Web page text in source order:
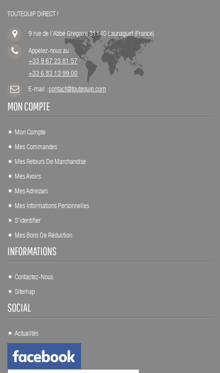
TOUTEQUIP DIRECT !
9 rue de l’Abbé Gregoire 31140 Launaguet (France)
Appelez-nous au :
+33 9 67 23 81 57
+33 6 83 13 99 00
E-mail : contact@toutequip.com
MON COMPTE
Mon Compte
Mes Commandes
Mes Retours De Marchandise
Mes Avoirs
Mes Adresses
Mes Informations Personnelles
S'identifier
Mes Bons De Réduction
INFORMATIONS
Contactez-Nous
Sitemap
SOCIAL
Actualités